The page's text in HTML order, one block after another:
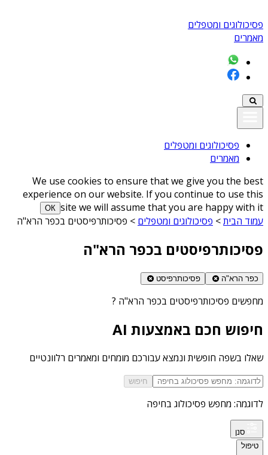
פסיכולוגים ומטפלים
מאמרים
פסיכולוגים ומטפלים
מאמרים
We use cookies to ensure that we give you the best
experience on our website. If you continue to use this
site we will assume that you are happy with it
ОК
עמוד הבית> פסיכולוגים ומטפלים > פסיכותרפיסטים בכפר הרא"ה
פסיכותרפיסטים בכפר הרא"ה
כפר הרא"ה פסיכותרפיסט
מחפשים פסיכותרפיסטים בכפר הרא"ה ?
חיפוש חכם באמצעות AI
שאלו בשפה חופשית ונמצא עבורכם מומחים ומאמרים רלוונטיים
חיפוש
לדוגמה: מחפש פסיכולוג בחיפה
סנן
טיפול